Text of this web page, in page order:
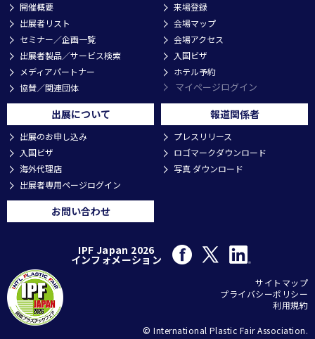
開催概要
出展者リスト
セミナー／企画一覧
出展者製品／サービス検索
メディアパートナー
協賛／関連団体
来場登録
会場マップ
会場アクセス
入国ビザ
ホテル予約
マイページログイン
出展について
出展のお申し込み
入国ビザ
海外代理店
出展者専用ページログイン
報道関係者
プレスリリース
ロゴマークダウンロード
写真 ダウンロード
お問い合わせ
IPF Japan 2026
インフォメーション
サイトマップ
プライバシーポリシー
利用規約
© International Plastic Fair Association.